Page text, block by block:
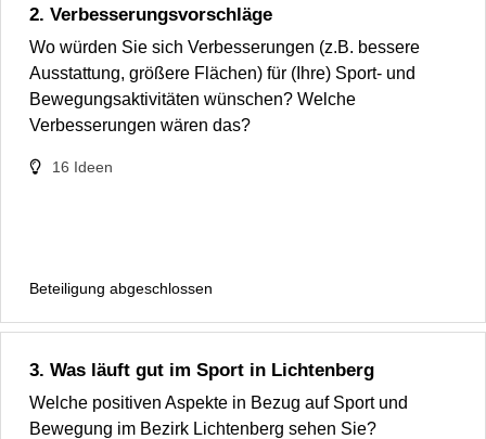
2. Verbesserungsvorschläge
Wo würden Sie sich Verbesserungen (z.B. bessere
Ausstattung, größere Flächen) für (Ihre) Sport- und
Bewegungsaktivitäten wünschen? Welche
Verbesserungen wären das?
16 Ideen
Beteiligung abgeschlossen
3. Was läuft gut im Sport in Lichtenberg
Welche positiven Aspekte in Bezug auf Sport und
Bewegung im Bezirk Lichtenberg sehen Sie?